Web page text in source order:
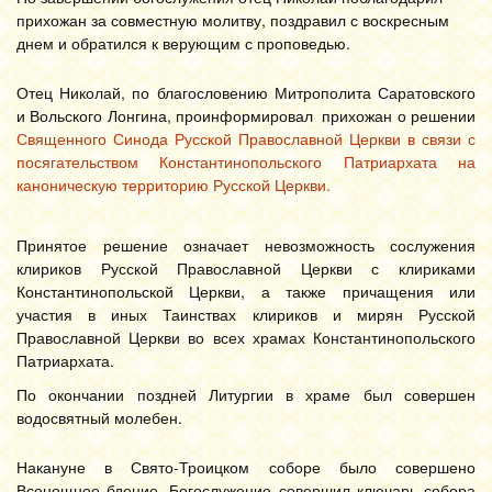
прихожан за совместную молитву, поздравил с воскресным
днем и обратился к верующим с проповедью.
Отец Николай, по благословению Митрополита Саратовского
и Вольского Лонгина, проинформировал прихожан о решении
Священного Синода Русской Православной Церкви в связи с
посягательством Константинопольского Патриархата на
каноническую территорию Русской Церкви.
Принятое решение означает невозможность сослужения
клириков Русской Православной Церкви с клириками
Константинопольской Церкви, а также причащения или
участия в иных Таинствах клириков и мирян Русской
Православной Церкви во всех храмах Константинопольского
Патриархата.
По окончании поздней Литургии в храме был совершен
водосвятный молебен.
Накануне в Свято-Троицком соборе было совершено